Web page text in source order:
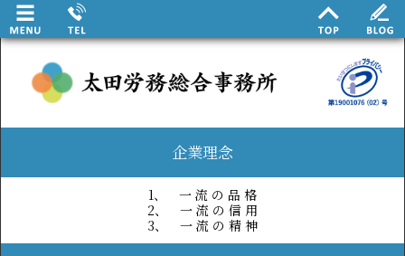
企業理念
1、 一 流 の 品 格
2、 一 流 の 信 用
3、 一 流 の 精 神